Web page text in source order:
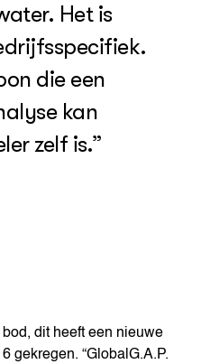
Het is
die een
kan
zelf is.”
dit heeft een nieuwe
gekregen. “GlobalG.A.P.